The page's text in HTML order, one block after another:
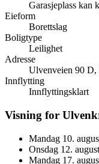
Garasjeplass kan
Eieform
Borettslag
Boligtype
Leilighet
Adresse
Ulvenveien 90 D,
Innflytting
Innflyttingsklart
Visning for
Mandag 10.
Onsdag 12.
Mandag 17.